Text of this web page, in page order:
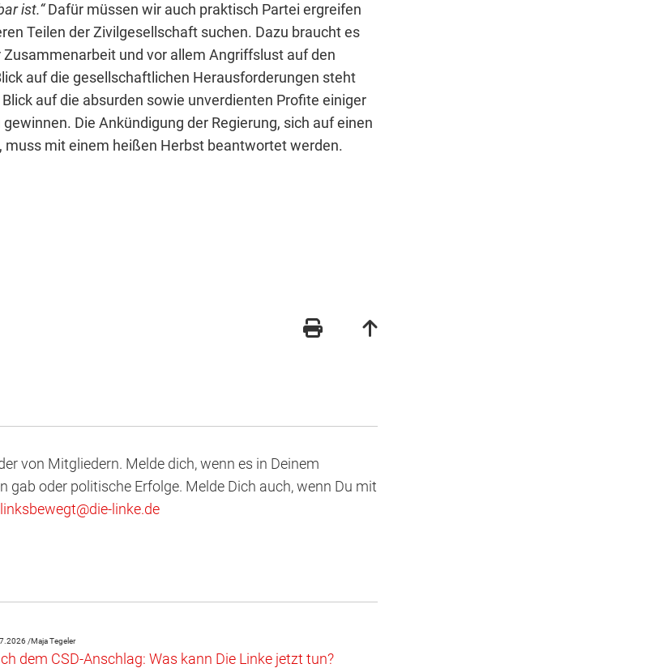
ist.“Dafür müssen wir auch praktisch Partei ergreifen
Teilen der Zivilgesellschaft suchen. Dazu braucht es
Zusammenarbeit und vor allem Angriffslust auf den
auf die gesellschaftlichen Herausforderungen steht
auf die absurden sowie unverdienten Profite einiger
Die Ankündigung der Regierung, sich auf einen
muss mit einem heißen Herbst beantwortet werden.
von Mitgliedern. Melde dich, wenn es in Deinem
gab oder politische Erfolge. Melde Dich auch, wenn Du mit
linksbewegt@die-l inke.de
/Maja Tegeler
dem CSD-Anschlag: Was kann Die Linke jetzt tun?